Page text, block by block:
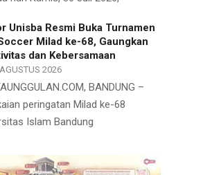
Unisba Resmi Buka Turnamen
Milad ke-68, Gaungkan
dan Kebersamaan
2026
BANDUNG –
peringatan Milad ke-68
Islam Bandung